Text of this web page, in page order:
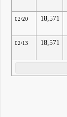
02/20 18,571
02/13 18,571